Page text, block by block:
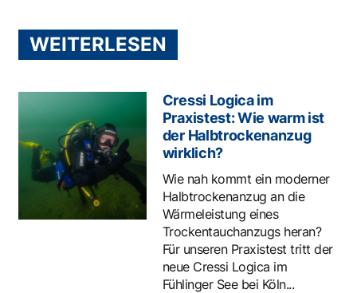
WEITERLESEN
Cressi Logica im
Praxistest: Wie warm ist
der Halbtrockenanzug
wirklich?
Wie nah kommt ein moderner
Halbtrockenanzug an die
Wärmeleistung eines
Trockentauchanzugs heran?
Für unseren Praxistest tritt der
neue Cressi Logica im
Fühlinger See bei Köln...